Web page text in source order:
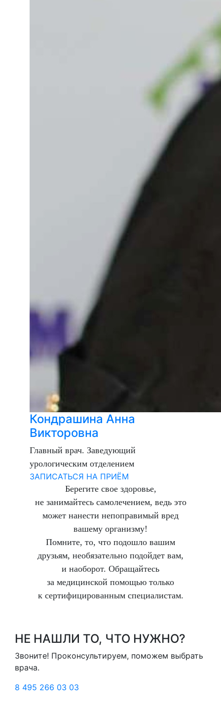
Кондрашина Анна
Викторовна
Главный врач. Заведующий
урологическим отделением
ЗАПИСАТЬСЯ НА ПРИЁМ
Берегите свое здоровье,
не занимайтесь самолечением, ведь это
может нанести непоправимый вред
вашему организму!
Помните, то, что подошло вашим
друзьям, необязательно подойдет вам,
и наоборот. Обращайтесь
за медицинской помощью только
к сертифицированным специалистам.
НЕ НАШЛИ ТО, ЧТО НУЖНО?
Звоните! Проконсультируем, поможем выбрать
врача.
8 495 266 03 03